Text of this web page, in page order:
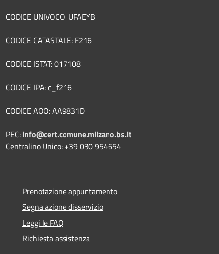
CODICE UNIVOCO: UFAEYB
CODICE CATASTALE: F216
CODICE ISTAT: 017108
CODICE IPA: c_f216
CODICE AOO: AA9831D
PEC: info@cert.comune.milzano.bs.it
Centralino Unico: +39 030 954654
Prenotazione appuntamento
Segnalazione disservizio
Leggi le FAQ
Richiesta assistenza